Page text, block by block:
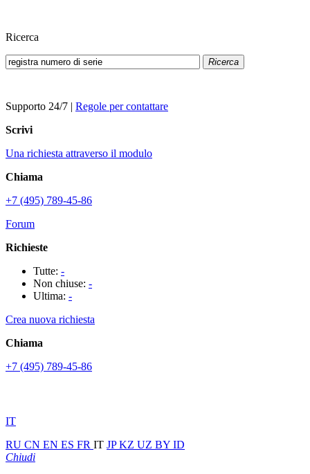
Ricerca
Ricerca
Supporto 24/7 | Regole per contattare
Scrivi
Una richiesta attraverso il modulo
Chiama
+7 (495) 789-45-86
Forum
Richieste
Tutte: -
Non chiuse: -
Ultima: -
Crea nuova richiesta
Chiama
+7 (495) 789-45-86
IT
RU CN EN ES FR IT JPKZ UZ BY ID
Chiudi